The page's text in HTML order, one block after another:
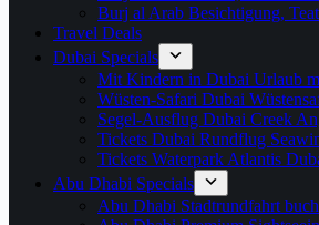
Burj al Arab Besichtigung,
Travel Deals
Dubai Specials
Mit Kindern in Dubai Urlaub
Wüsten-Safari Dubai
Segel-Ausflug Dubai Creek
Tickets Dubai Rundflug
Tickets Waterpark Atlantis
Abu Dhabi Specials
Abu Dhabi Stadtrundfahrt